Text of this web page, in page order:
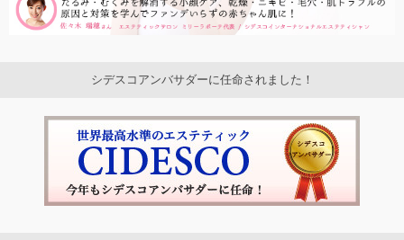
シデスコアンバサダーに任命されました！